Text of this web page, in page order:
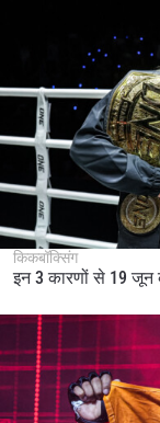
किकबॉक्सिंग
इन 3 कारणों से 19 जून